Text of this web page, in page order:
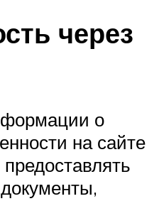
через
о
на сайте